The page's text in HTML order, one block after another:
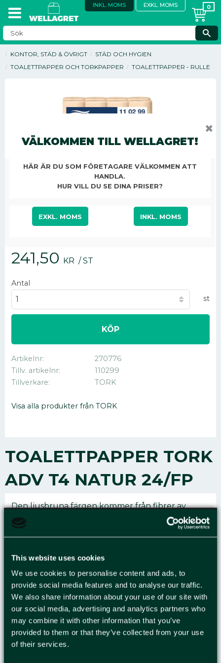
This website uses cookies
We use cookies to personalise content and ads, to
provide social media features and to analyse our traffic.
We also share information about your use of our site with
our social media, advertising and analytics partners who
may combine it with other information that you’ve
provided to them or that they’ve collected from your use
of their services.
INKL. MOMS EXKL. MOMS
KONTOR, STÄD & ÖVRIGT
STÄD OCH HYGIEN
TOALETTPAPPER OCH TORKPAPPER
TOALETTPAPPER - RULLE
241,50 KR /ST
Antal
st
KÖP
Artikelnr
270776
Tillv. artikelnr
110299
Tillverkare
TORK
Visa alla produkter från TORK
TOALETTPAPPER TORK
ADV T4 NATUR 24/FP
Den ljusbruna färgen kommer från fibrer av
återvunna kartonger. Gör det lika bekvämt för
gästerna som hemma. Tork toalettpapper har ett
Pappret är lämpligt för lågtrafikerade
kostnadseffektivitet, och perforeringen innebär
snabb och enkel användning. Den ljusbruna
färgen kommer från fibrer av återvunna
kartonger. Inga färgämnen tillsätts vid
tillverkningen. Påfyllningar är också enkla med
Tork Easy Handling förpackningen – den är både
VÄLKOMMEN TILL WELLAGRET!
HÄR ÄR DU SOM FÖRETAGARE VÄLKOMMEN ATT
HANDLA.
HUR VILL DU SE DINA PRISER?
EXKL. MOMS INKL. MOMS
✖